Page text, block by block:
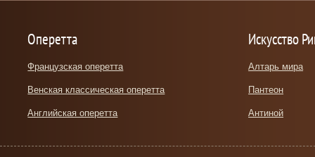
Оперетта
Французская оперетта
Венская классическая оперетта
Английская оперетта
Искусство
Алтарь мира
Пантеон
Антиной